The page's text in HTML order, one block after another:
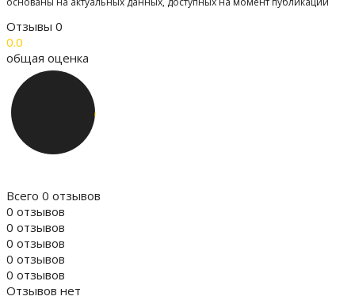
Отзывы 0
0.0
общая оценка
Всего 0 отзывов
0 отзывов
0 отзывов
0 отзывов
0 отзывов
0 отзывов
Отзывов нет